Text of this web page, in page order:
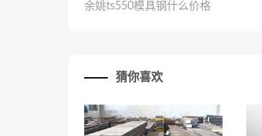
余姚ts550模具钢什么价格
猜你喜欢